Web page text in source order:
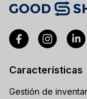
Características
Gestión de